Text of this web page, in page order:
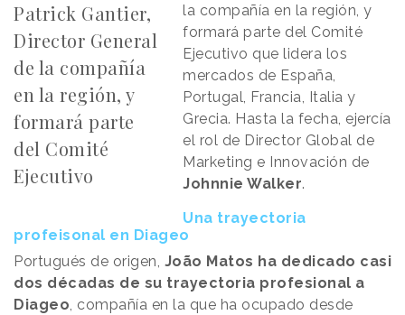
Patrick Gantier,
Director General
de la compañía
en la región, y
formará parte
del Comité
Ejecutivo
la compañía en la región, y
formará parte del Comité
Ejecutivo que lidera los
mercados de España,
Portugal, Francia, Italia y
Grecia. Hasta la fecha, ejercía
el rol de Director Global de
Marketing e Innovación de
Johnnie Walker.
Una trayectoria
profeisonal en Diageo
Portugués de origen, João Matos ha dedicado casi
dos décadas de su trayectoria profesional a
Diageo, compañía en la que ha ocupado desde